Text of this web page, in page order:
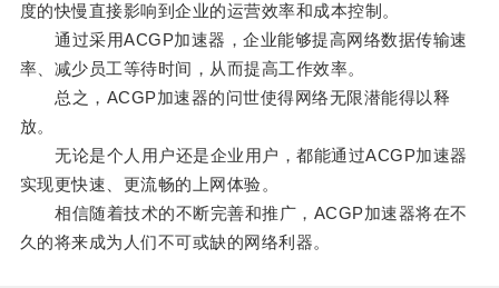
度的快慢直接影响到企业的运营效率和成本控制。
通过采用ACGP加速器，企业能够提高网络数据传输速
率、减少员工等待时间，从而提高工作效率。
总之，ACGP加速器的问世使得网络无限潜能得以释
放。
无论是个人用户还是企业用户，都能通过ACGP加速器
实现更快速、更流畅的上网体验。
相信随着技术的不断完善和推广，ACGP加速器将在不
久的将来成为人们不可或缺的网络利器。